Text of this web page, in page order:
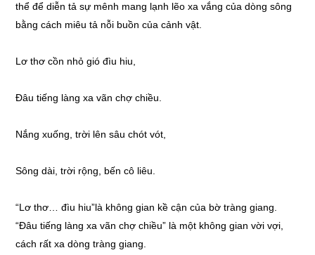
thể để diễn tả sự mênh mang lạnh lẽo xa vắng của dòng sông
bằng cách miêu tả nỗi buồn của cảnh vật.
Lơ thơ cồn nhỏ gió đìu hiu,
Đâu tiếng làng xa vãn chợ chiều.
Nắng xuống, trời lên sâu chót vót,
Sông dài, trời rộng, bến cô liêu.
“Lơ thơ… đìu hiu”là không gian kề cận của bờ tràng giang.
“Đâu tiếng làng xa vãn chợ chiều” là một không gian vời vợi,
cách rất xa dòng tràng giang.